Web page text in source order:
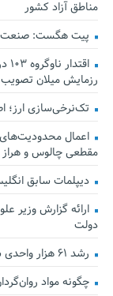
مناطق آزاد کشور
پیت هگست: صنعت
رزمایش میلان
تک‌نرخی‌سازی ارز؛
اعمال محدودیت‌های
مقطعی چالوس و هراز
دیپلمات سابق
ارائه گزارش وزیر
دولت
رشد ۶۱ هزار واحدی شاخص بورس
چگونه مواد